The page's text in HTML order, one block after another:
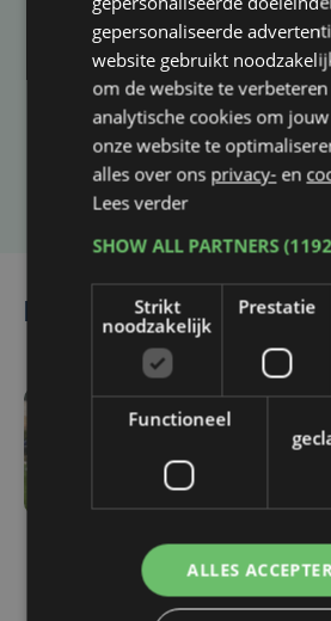
Taalfout
Heb je een taal- of schrijffout
artikel?
Laat het ons
Lees ook
gepersonaliseerde
website gebruikt
om de website te
analytische cookies om
onze website te
alles over ons privacy- en
Lees verder
SHOW ALL PARTNERS
Strikt
noodzakelijk
Prestatie
Functioneel
ALLES